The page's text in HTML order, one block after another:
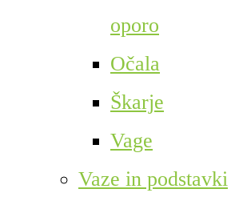
oporo
Očala
Škarje
Vage
Vaze in podstavki